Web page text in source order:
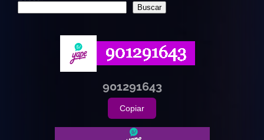
Buscar
901291643
Copiar